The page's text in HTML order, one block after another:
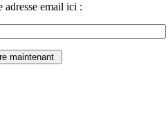
adresse email ici :